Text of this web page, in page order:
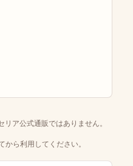
リア公式通販ではありません。
ら利用してください。